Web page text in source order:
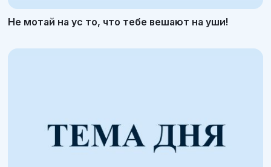
Не мотай на ус то, что тебе вешают на уши!